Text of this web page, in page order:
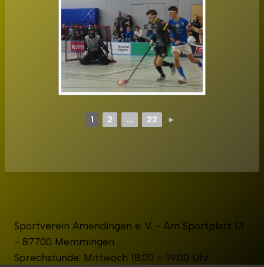
1 2 ... 22 ►
Sportverein Amendingen e. V. - Am Sportplatz 13
- 87700 Memmingen
Sprechstunde: Mittwoch 18:00 – 19:00 Uhr